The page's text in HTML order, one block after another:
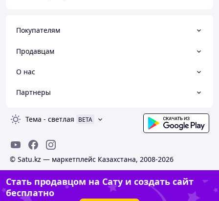
Покупателям
Продавцам
О нас
Партнеры
Тема - светлая BETA
© Satu.kz — маркетплейс Казахстана, 2008-2026
Стать продавцом на Сату и создать сайт
бесплатно